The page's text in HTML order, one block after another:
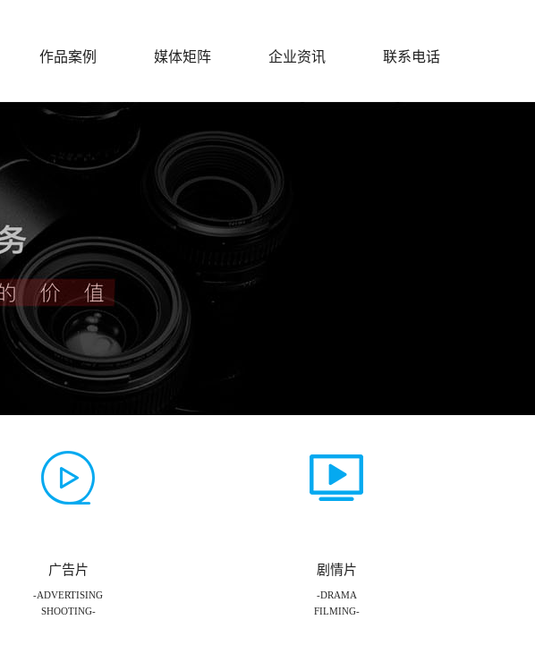
作品案例 媒体矩阵 企业资讯 联系电话
广告片
-ADVERTISING
SHOOTING-
剧情片
-DRAMA
FILMING-